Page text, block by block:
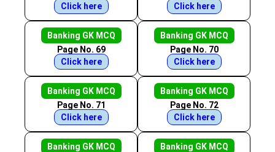
Click here
Click here
Banking GK MCQ
Page No. 69
Click here
Banking GK MCQ
Page No. 70
Click here
Banking GK MCQ
Page No. 71
Click here
Banking GK MCQ
Page No. 72
Click here
Banking GK MCQ
Banking GK MCQ